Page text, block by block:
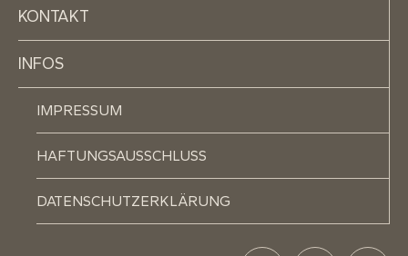
KONTAKT
INFOS
IMPRESSUM
HAFTUNGSAUSSCHLUSS
DATENSCHUTZERKLÄRUNG